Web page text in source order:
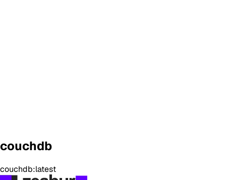
couchdb
couchdb:latest